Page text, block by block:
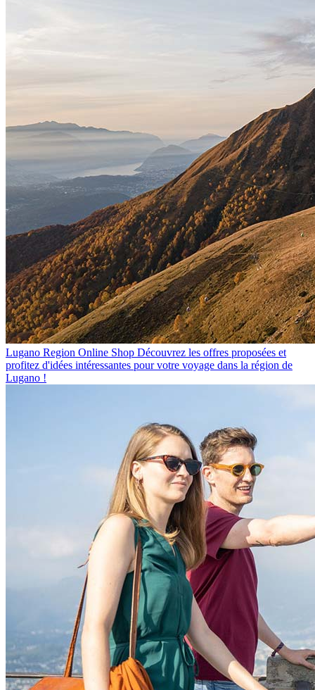
Lugano Region Online Shop Découvrez les offres proposées et
profitez d'idées intéressantes pour votre voyage dans la région de
Lugano !